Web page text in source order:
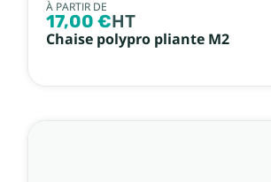
À PARTIR DE
17,00 €HT
Chaise polypro pliante M2